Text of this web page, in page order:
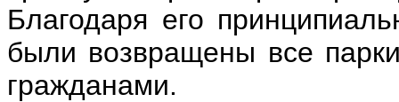
Благодаря его
были возвращены все
гражданами.